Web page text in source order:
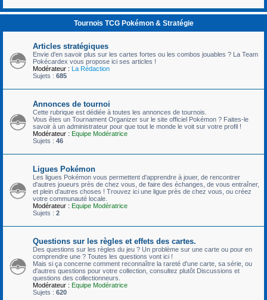
Tournois TCG Pokémon & Stratégie
Articles stratégiques
Envie d'en savoir plus sur les cartes fortes ou les combos jouables ? La Team
Pokécardex vous propose ici ses articles !
Modérateur : La Rédaction
Sujets : 685
Annonces de tournoi
Cette rubrique est dédiée à toutes les annonces de tournois.
Vous êtes un Tournament Organizer sur le site officiel Pokémon ? Faites-le
savoir à un administrateur pour que tout le monde le voit sur votre profil !
Modérateur : Equipe Modératrice
Sujets : 46
Ligues Pokémon
Les ligues Pokémon vous permettent d'apprendre à jouer, de rencontrer
d'autres joueurs près de chez vous, de faire des échanges, de vous entraîner,
et plein d'autres choses ! Trouvez ici une ligue près de chez vous, ou créez
votre communauté locale.
Modérateur : Equipe Modératrice
Sujets : 2
Questions sur les règles et effets des cartes.
Des questions sur les règles du jeu ? Un problème sur une carte ou pour en
comprendre une ? Toutes les questions vont ici !
Mais si ça concerne comment reconnaître la rareté d'une carte, sa série, ou
d'autres questions pour votre collection, consultez plutôt Discussions et
questions des collectionneurs.
Modérateur : Equipe Modératrice
Sujets : 620